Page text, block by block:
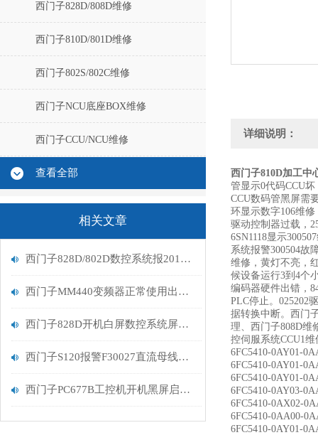
西门子828D/808D维修
西门子810D/801D维修
西门子802S/802C维修
西门子NCU底座BOX维修
西门子CCU/NCU维修
查看全部
相关文章
西门子828D/802D数控系统报201303故障原因
西门子MM440变频器正常使用出现F0022故障报警解决
西门子828D开机白屏数控系统屏幕维修解决
西门子S120报警F30027直流母线充电监控处理
西门子PC677B工控机开机黑屏启动无显示解决
详细说明：
西门子810D加工中
管显示0代码CCU
CCU数码管黑屏需
环显示数字106维
驱动控制器过载，
6SN1118显示
系统报警300504故
维修，黄灯不亮，
候设备运行3到4个
编码器硬件出错，
PLC停止。025202
据转换中断。西门
理、西门子808D维
控伺服系统CCU1
6FC5410-0AY01-
6FC5410-0AY01-
6FC5410-0AY01-
6FC5410-0AY03-
6FC5410-0AX02-
6FC5410-0AA00-
6FC5410-0AY01-